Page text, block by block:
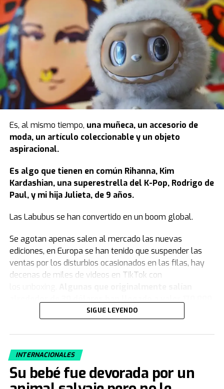
Es, al mismo tiempo, una muñeca, un accesorio de
moda, un artículo coleccionable y un objeto
aspiracional.
Es algo que tienen en común Rihanna, Kim
Kardashian, una superestrella del K-Pop, Rodrigo de
Paul, y mi hija Julieta, de 9 años.
Las Labubus se han convertido en un boom global.
Se agotan apenas salen al mercado las nuevas
ediciones, en Europa se han tenido que suspender las
ventas por los disturbios ocasionados en las filas, hay
decenas de miles de videos en TikTok con
Si usted nunca ha visto una Labubu, debe saber que se
alto con cuerpo de peluche y cabeza de vinilo. Ojos
muy grandes, ovalados y expresivos, orejas
puntiagudas, nariz pequeña, y una ambigua sonrisa
SIGUE LEYENDO
INTERNACIONALES
Su bebé fue devorada por un